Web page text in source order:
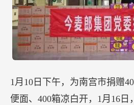
1月10日下午，为南宫市捐赠
便面、400箱凉白开，1月16日